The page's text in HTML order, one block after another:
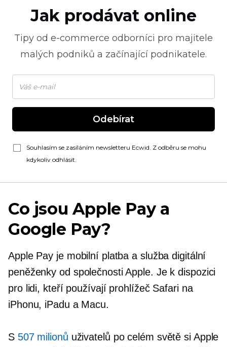
Jak prodávat online
Tipy od e-commerce odborníci pro majitele
malých podniků a začínající podnikatele.
Odebírat
Souhlasím se zasíláním newsletteru Ecwid. Z odběru se mohu
kdykoliv odhlásit.
Co jsou Apple Pay a
Google Pay?
Apple Pay je mobilní platba a služba digitální
peněženky od společnosti Apple. Je k dispozici
pro lidi, kteří používají prohlížeč Safari na
iPhonu, iPadu a Macu.
S 507 milionů uživatelů po celém světě si Apple